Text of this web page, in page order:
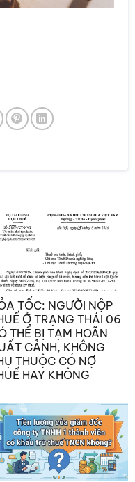
TỐC: NGƯỜI NỘP
Ở TRẠNG THÁI 06
THỂ BỊ TẠM HOÃN
CẢNH, KHÔNG
THUỘC CÓ NỢ
HAY KHÔNG